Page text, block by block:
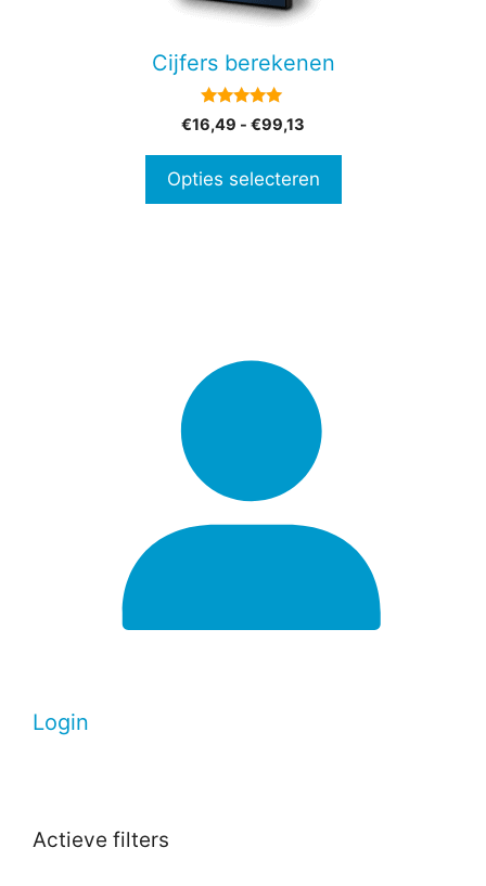
Cijfers berekenen
5.00
van 5
€16,49 - €99,13
€99,13
Opties selecteren
productpagina
Login
Actieve filters